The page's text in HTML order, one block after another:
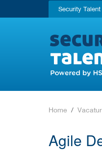
Security Talent
Home
Agile